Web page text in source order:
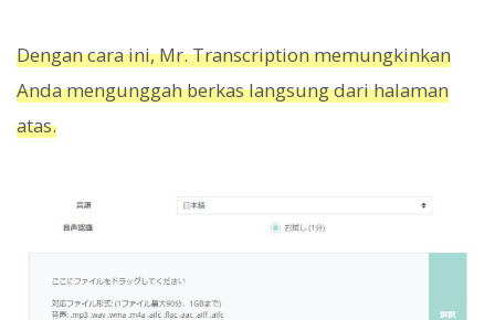
Dengan cara ini, Mr. Transcription memungkinkan
Anda mengunggah berkas langsung dari halaman
atas.